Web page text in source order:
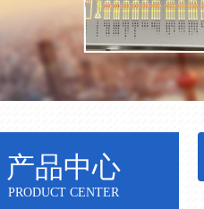
产品中心
PRODUCT CENTER